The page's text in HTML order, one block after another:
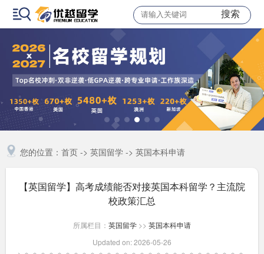
搜索
您的位置： 首页-> 英国留学-> 英国本科申请
【英国留学】高考成绩能否对接英国本科留学？主流院
校政策汇总
所属栏目： 英国留学 >> 英国本科申请
Updated on: 2026-05-26